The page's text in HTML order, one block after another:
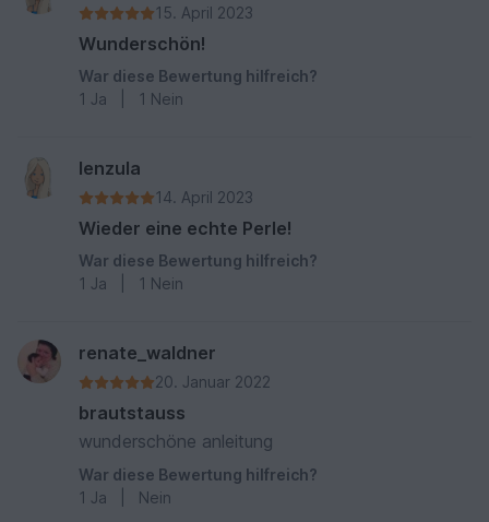
15. April 2023
Wunderschön!
War diese Bewertung hilfreich?
1 Ja 1 Nein
lenzula
14. April 2023
Wieder eine echte Perle!
War diese Bewertung hilfreich?
1 Ja 1 Nein
renate_waldner
20. Januar 2022
brautstauss
wunderschöne anleitung
War diese Bewertung hilfreich?
1 Ja Nein